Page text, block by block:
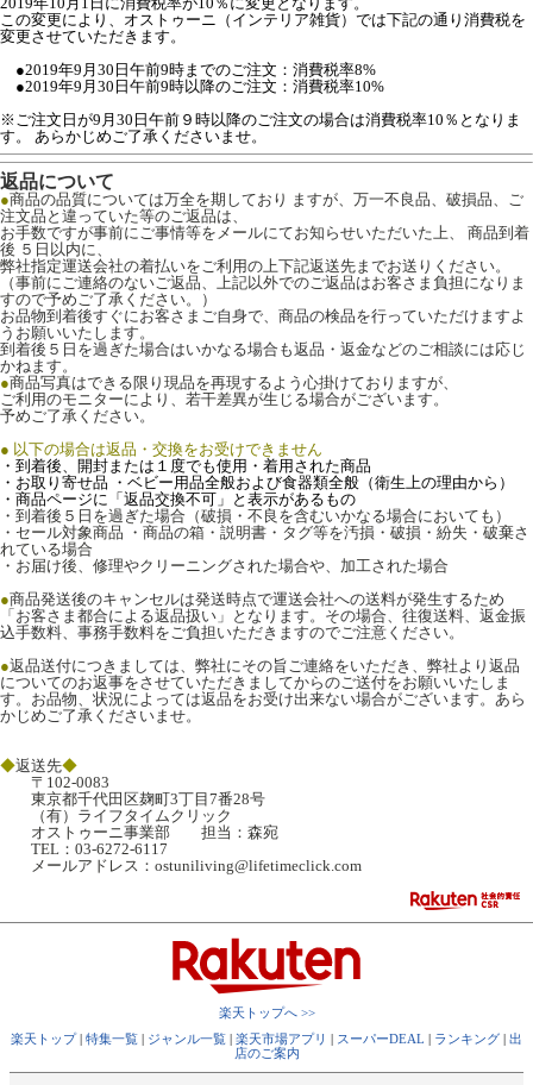
この変更により、オストゥーニ（インテリア雑貨）では下記の通り消費税を
変更させていただきます。
●2019年9月30日午前9時までのご注文：消費税率8%
●2019年9月30日午前9時以降のご注文：消費税率10%
※ご注文日が9月30日午前９時以降のご注文の場合は消費税率10％となりま
す。 あらかじめご了承くださいませ。
返品について
●商品の品質については万全を期しており ますが、万一不良品、破損品、ご
注文品と違っていた等のご返品は、
お手数ですが事前にご事情等をメールにてお知らせいただいた上、 商品到着
後 ５日以内に、
弊社指定運送会社の着払いをご利用の上下記返送先までお送りください。
（事前にご連絡のないご返品、上記以外でのご返品はお客さま負担になりま
すので予めご了承ください。）
お品物到着後すぐにお客さまご自身で、商品の検品を行っていただけますよ
うお願いいたします。
到着後５日を過ぎた場合はいかなる場合も返品・返金などのご相談には応じ
かねます。
●商品写真はできる限り現品を再現するよう心掛けておりますが、
ご利用のモニターにより、若干差異が生じる場合がございます。
予めご了承ください。
● 以下の場合は返品・交換をお受けできません
・到着後、開封または１度でも使用・着用された商品
・お取り寄せ品 ・ベビー用品全般および食器類全般（衛生上の理由から）
・商品ページに「返品交換不可」と表示があるもの
・到着後５日を過ぎた場合（破損・不良を含むいかなる場合においても）
・セール対象商品 ・商品の箱・説明書・タグ等を汚損・破損・紛失・破棄さ
れている場合
・お届け後、修理やクリーニングされた場合や、加工された場合
●商品発送後のキャンセルは発送時点で運送会社への送料が発生するため
「お客さま都合による返品扱い」となります。その場合、往復送料、返金振
込手数料、事務手数料をご負担いただきますのでご注意ください。
●返品送付につきましては、弊社にその旨ご連絡をいただき、弊社より返品
についてのお返事をさせていただきましてからのご送付をお願いいたしま
す。お品物、状況によっては返品をお受け出来ない場合がございます。あら
かじめご了承くださいませ。
◆返送先◆
〒102-0083
東京都千代田区麹町3丁目7番28号
（有）ライフタイムクリック
オストゥーニ事業部 担当：森宛
TEL：03-6272-6117
メールアドレス：ostuniliving@lifetimeclick.com
楽天トップへ >>
楽天トップ| 特集一覧 | ジャンル一覧 | 楽天市場アプリ | スーパーDEAL | ランキング | 出
店のご案内